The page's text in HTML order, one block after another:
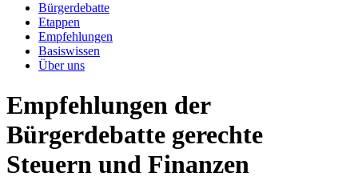
Bürgerdebatte
Etappen
Empfehlungen
Basiswissen
Über uns
Empfehlungen der
Bürgerdebatte gerechte
Steuern und Finanzen